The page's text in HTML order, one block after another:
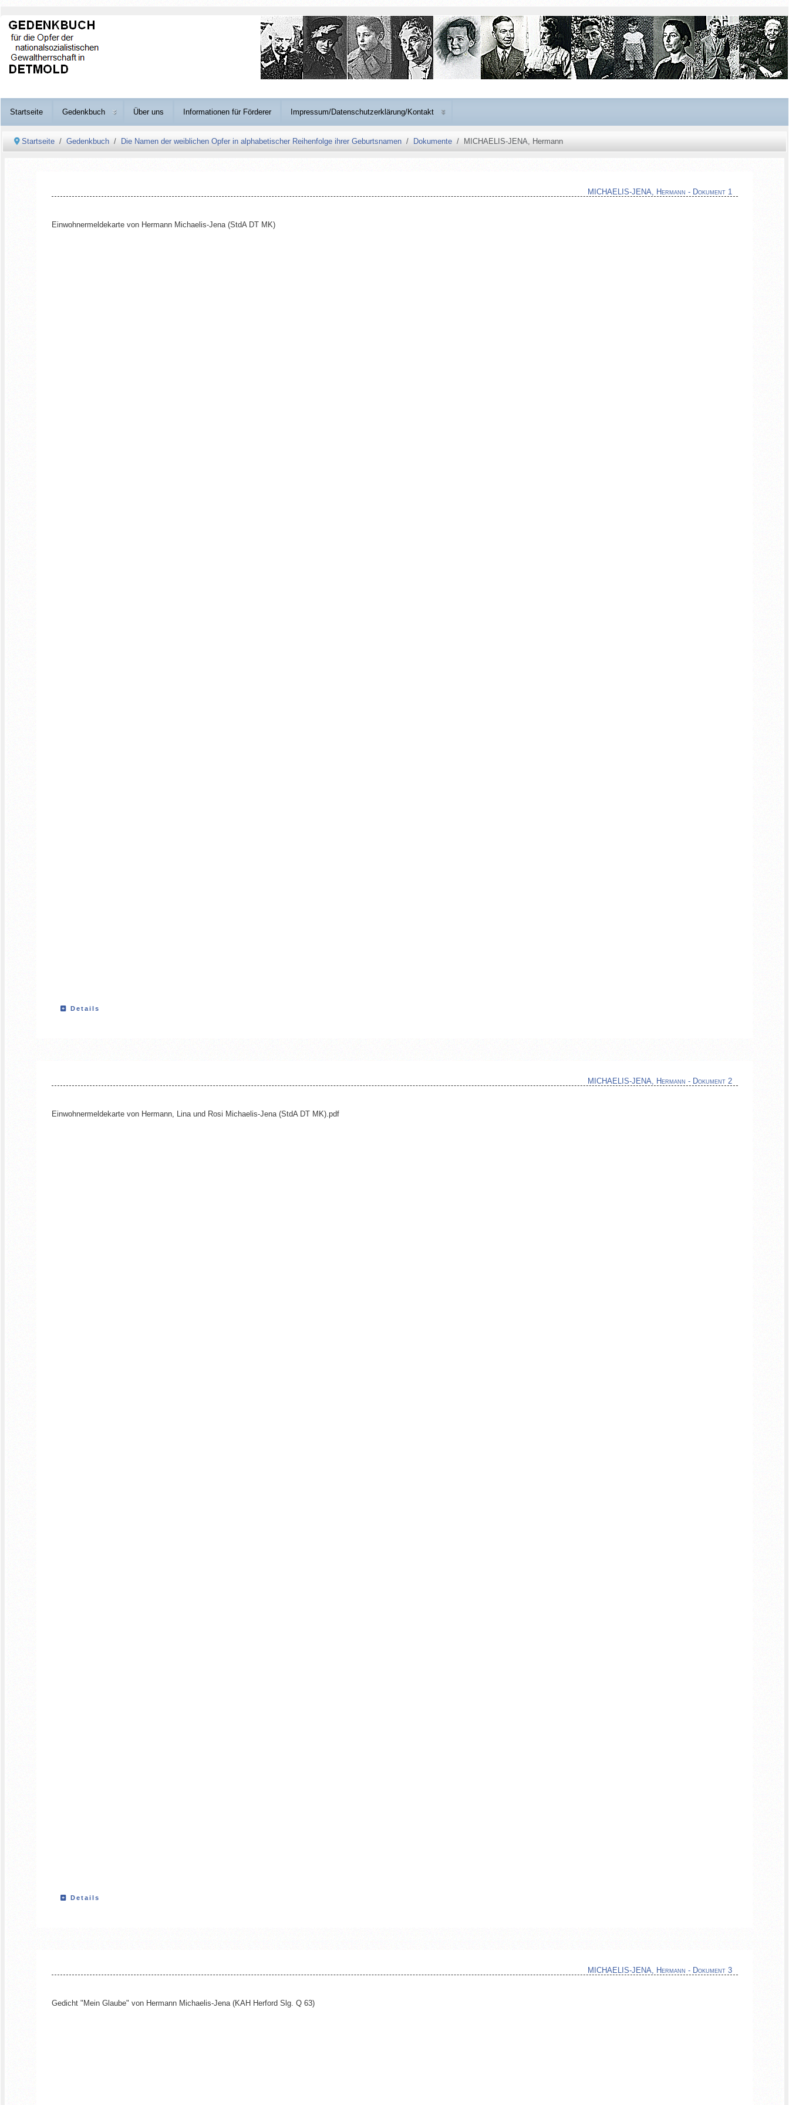
Startseite Gedenkbuch Über uns Informationen für Förderer Impressum/Datenschutzerklärung/Kontakt
Startseite Gedenkbuch Die Namen der weiblichen Opfer in alphabetischer Reihenfolge ihrer Geburtsnamen Dokumente MICHAELIS-JENA, Hermann
MICHAELIS-JENA, Hermann - Dokument 1
Einwohnermeldekarte von Hermann Michaelis-Jena (StdA DT MK)
Details
MICHAELIS-JENA, Hermann - Dokument 2
Einwohnermeldekarte von Hermann, Lina und Rosi Michaelis-Jena (StdA DT MK).pdf
Details
MICHAELIS-JENA, Hermann - Dokument 3
Gedicht "Mein Glaube" von Hermann Michaelis-Jena (KAH Herford Slg. Q 63)